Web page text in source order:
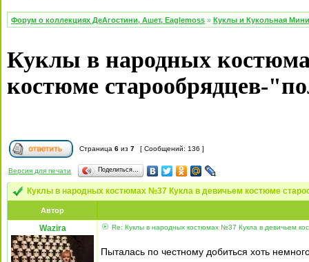
Форум о коллекциях ДеАгостини, Ашет, Eaglemoss » Куклы и Кукольная
Куклы в народных
костюме старообрядцев-
Страница 6 из 7 [ Сообщений: 136 ]
Версия для печати Поделиться…
Куклы в народных костюмах №37 Кукла в девичьем костюме
Автор
Wazira Re: Куклы в народных костюмах №37 Кукла в девичьем
Пыталась по честному добиться хоть